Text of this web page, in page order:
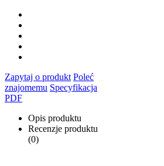
Zapytaj o produkt Poleć
znajomemu Specyfikacja
PDF
Opis produktu
Recenzje produktu
(0)